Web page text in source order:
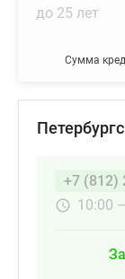
Сумма
до 25 лет
+7 (812)
10:00